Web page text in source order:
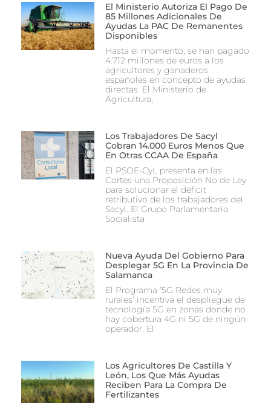
El Ministerio Autoriza El Pago De
85 Millones Adicionales De
Ayudas La PAC De Remanentes
Disponibles
Hasta el momento, se han pagado
4.712 millones de euros a los
agricultores y ganaderos
españoles en concepto de ayudas
directas. El Ministerio de
Agricultura,
Los Trabajadores De Sacyl
Cobran 14.000 Euros Menos Que
En Otras CCAA De España
El PSOE-CyL presenta en las
Cortes una Proposición No de Ley
para solucionar el déficit
retributivo de los trabajadores del
Sacyl. El Grupo Parlamentario
Socialista
Nueva Ayuda Del Gobierno Para
Desplegar 5G En La Provincia De
Salamanca
El Programa ‘5G Redes muy
rurales’ incentiva el despliegue de
tecnología 5G en zonas donde no
hay cobertura 4G ni 5G de ningún
operador. El
Los Agricultores De Castilla Y
León, Los Que Más Ayudas
Reciben Para La Compra De
Fertilizantes